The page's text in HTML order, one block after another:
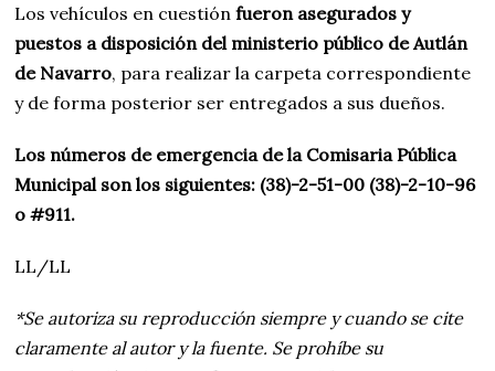
Los vehículos en cuestiónfueron asegurados y
puestos a disposición del ministerio público de Autlán
de Navarro, para realizar la carpeta correspondiente
y de forma posterior ser entregados a sus dueños.
Los números de emergencia de la Comisaria Pública
Municipal son los siguientes: (38)-2-51-00 (38)-2-10-96
o #911.
LL/LL
*Se autoriza su reproducción siempre y cuando se cite
claramente al autor y la fuente. Se prohíbe su